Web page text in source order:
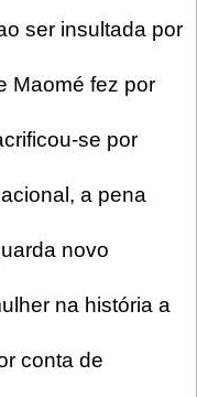
ser insultada por
Maomé fez por
se por
a pena
novo
na história a
conta de